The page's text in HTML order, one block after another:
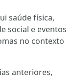
saúde física,
social e eventos
no contexto
anteriores,